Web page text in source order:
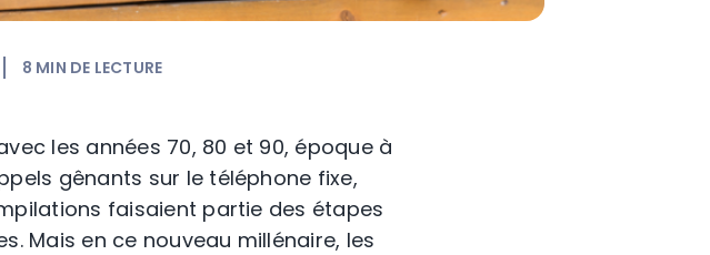
8 MIN DE LECTURE
les années 70, 80 et 90, époque à
gênants sur le téléphone fixe,
faisaient partie des étapes
Mais en ce nouveau millénaire, les